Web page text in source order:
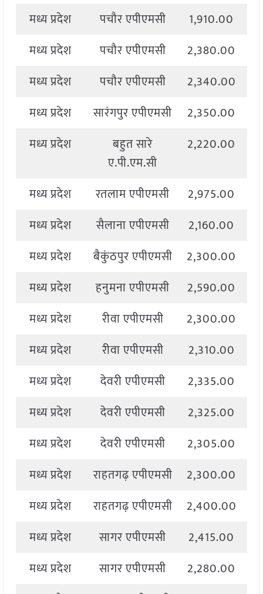
मध्य प्रदेश पचौर एपीएमसी 1,910.00
मध्य प्रदेश
पचौर एपीएमसी 2,380.00
मध्य प्रदेश
पचौर एपीएमसी 2,340.00
मध्य प्रदेश
सारंगपुर एपीएमसी 2,350.00
मध्य प्रदेश
बहुत सारे
ए.पी.एम.सी
2,220.00
मध्य प्रदेश रतलाम एपीएमसी 2,975.00
मध्य प्रदेश
सैलाना एपीएमसी 2,160.00
मध्य प्रदेश
बैकुंठपुर एपीएमसी 2,300.00
मध्य प्रदेश
हनुमना एपीएमसी 2,590.00
मध्य प्रदेश
रीवा एपीएमसी 2,300.00
मध्य प्रदेश
रीवा एपीएमसी 2,310.00
मध्य प्रदेश
देवरी एपीएमसी 2,335.00
मध्य प्रदेश
देवरी एपीएमसी 2,325.00
मध्य प्रदेश
देवरी एपीएमसी 2,305.00
मध्य प्रदेश
राहतगढ़ एपीएमसी 2,300.00
मध्य प्रदेश
राहतगढ़ एपीएमसी 2,400.00
मध्य प्रदेश
सागर एपीएमसी 2,415.00
मध्य प्रदेश
सागर एपीएमसी 2,280.00